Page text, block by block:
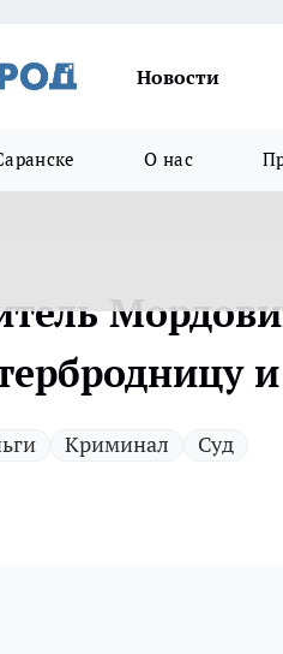
Новости
О нас
Криминал Суд